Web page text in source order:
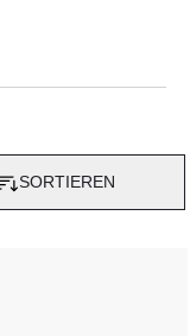
Kollektionen führt
der Varaschin
SORTIEREN